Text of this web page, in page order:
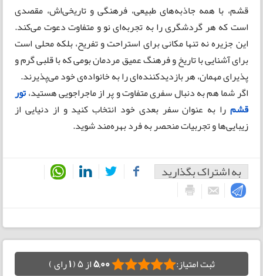
قشم، با همه جاذبه‌های طبیعی، فرهنگی و تاریخی‌اش، مقصدی
است که هر گردشگری را به تجربه‌ای نو و متفاوت دعوت می‌کند.
این جزیره نه تنها مکانی برای استراحت و تفریح، بلکه محلی است
برای آشنایی با تاریخ و فرهنگ عمیق مردمان بومی که با قلبی گرم و
پذیرای مهمان، هر بازدیدکننده‌ای را به خانواده‌ی خود می‌پذیرند.
اگر شما هم به دنبال سفری متفاوت و پر از ماجراجویی هستید،تور
قشم را به عنوان سفر بعدی خود انتخاب کنید و از دنیایی از
زیبایی‌ها و تجربیات منحصر به فرد بهره‌مند شوید.
به اشتراک بگذارید
ثبت امتیاز: 5,00از 5 ( 1رای )